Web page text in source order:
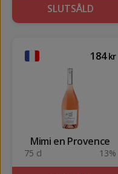
SLUTSÅLD
184kr
Mimi en Provence
75 cl 13%